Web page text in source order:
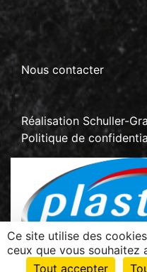
Nous contacter
Réalisation Schuller-
Politique de
Z.I La Sablonnière - BP
Ce site utilise des
ceux que vous souhaitez
Tout accepter